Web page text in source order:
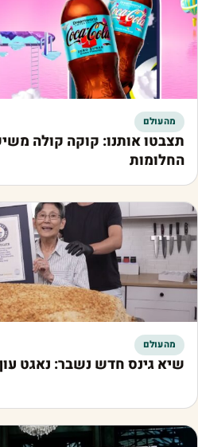
מהעולם
תצבטו אותנו: קוקה קולה
החלומות
מהעולם
שיא גינס חדש נשבר: נאגט עוף